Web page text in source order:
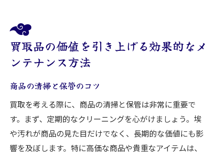
買取品の価値を引き上げる効果的なメ
ンテナンス方法
商品の清掃と保管のコツ
買取を考える際に、商品の清掃と保管は非常に重要で
す。まず、定期的なクリーニングを心がけましょう。埃
や汚れが商品の見た目だけでなく、長期的な価値にも影
響を及ぼします。特に高価な商品や貴重なアイテムは、